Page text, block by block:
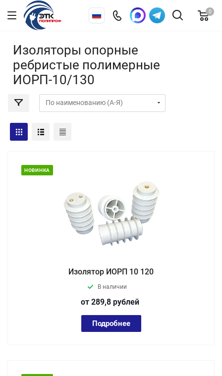
0
Изоляторы опорные
ребристые полимерные
ИОРП-10/130
НОВИНКА
Изолятор ИОРП 10 120
В наличии
от 289,8 рублей
Подробнее